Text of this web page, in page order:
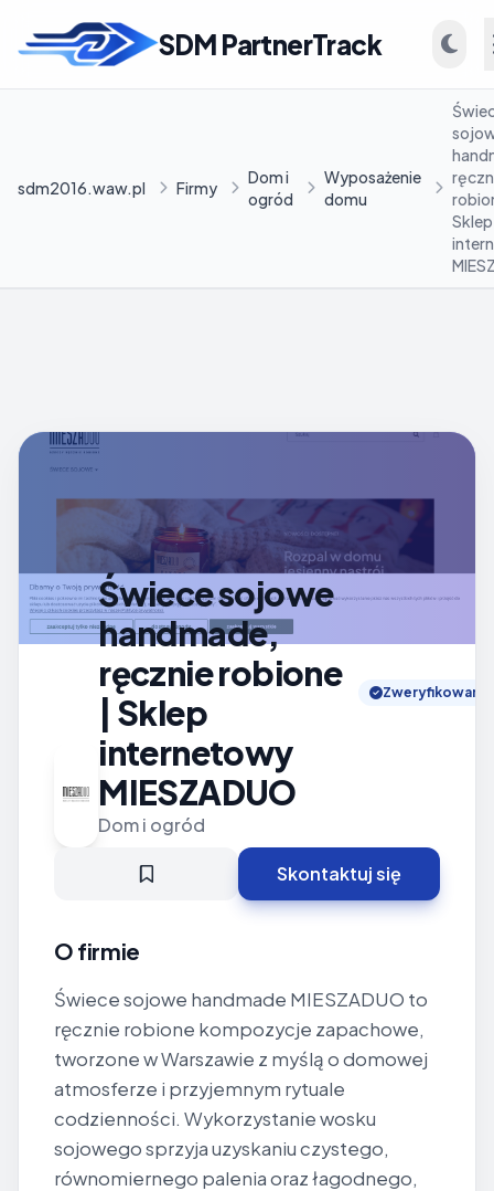
SDM PartnerTrack
sdm2016.waw.pl Firmy
Dom i
ogród
Wyposażenie
domu
Sklep
Świece sojowe
handmade,
ręcznie robione
| Sklep
internetowy
MIESZADUO
Zweryfikowano
Dom i ogród
Skontaktuj się
O firmie
Świece sojowe handmade MIESZADUO to
ręcznie robione kompozycje zapachowe,
tworzone w Warszawie z myślą o domowej
atmosferze i przyjemnym rytuale
codzienności. Wykorzystanie wosku
sojowego sprzyja uzyskaniu czystego,
równomiernego palenia oraz łagodnego,